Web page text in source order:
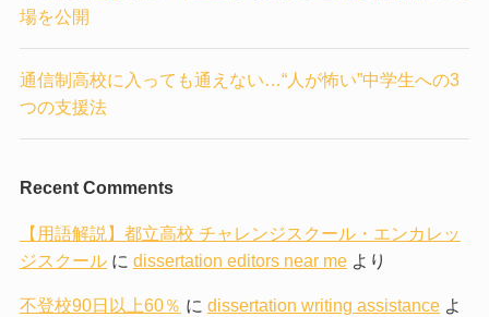
場を公開
通信制高校に入っても通えない…“人が怖い”中学生への3
つの支援法
Recent Comments
【用語解説】都立高校 チャレンジスクール・エンカレッ
ジスクールに dissertation editors near meより
不登校90日以上60％ に dissertation writing assistanceよ